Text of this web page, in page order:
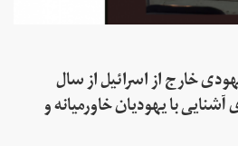
خارج از اسرائیل از سال
آشنایی با یهودیان خاورمیانه و